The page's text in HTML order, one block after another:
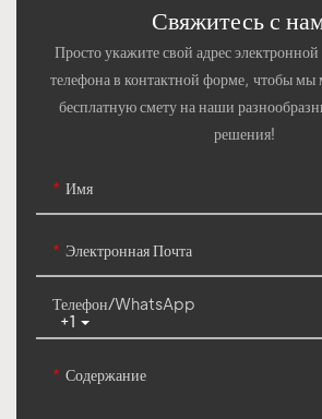
Свяжитесь с
Просто укажите свой адрес
телефона в контактной форме, чтобы мы
бесплатную смету на наши
решения!
Имя
Электронная Почта
+1
Телефон/WhatsApp
Содержание